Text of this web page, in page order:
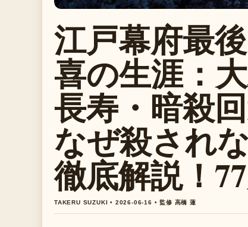
江戸幕府最
喜の生涯：
長寿・暗殺
なぜ殺され
徹底解説！
TAKERU SUZUKI • 2026-06-16 • 監修 高橋 蓮